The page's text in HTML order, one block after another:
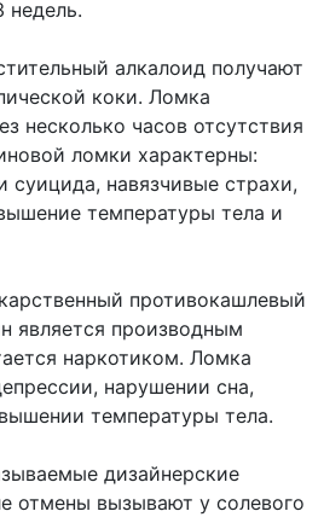
недель.
алкалоид получают
коки. Ломка
несколько часов отсутствия
ломки характерны:
суицида, навязчивые страхи,
температуры тела и
противокашлевый
является производным
наркотиком. Ломка
нарушении сна,
температуры тела.
дизайнерские
отмены вызывают у солевого